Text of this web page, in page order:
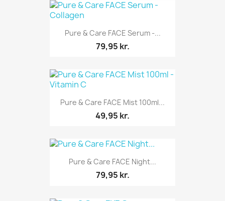
Pure & Care FACE Serum -...
79,95 kr.
Pure & Care FACE Mist 100ml...
49,95 kr.
Pure & Care FACE Night...
79,95 kr.